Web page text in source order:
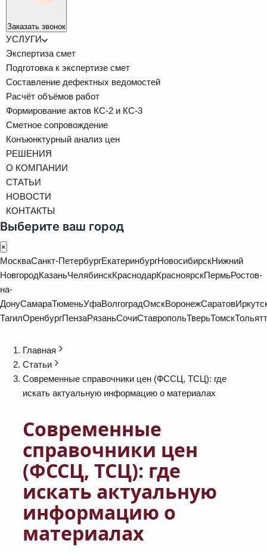
Заказать звонок
УСЛУГИ
Экспертиза смет
Подготовка к экспертизе смет
Составление дефектных ведомостей
Расчёт объёмов работ
Формирование актов КС-2 и КС-3
Сметное сопровождение
Конъюнктурный анализ цен
РЕШЕНИЯ
О КОМПАНИИ
СТАТЬИ
НОВОСТИ
КОНТАКТЫ
Выберите ваш город
×
МоскваСанкт-ПетербургЕкатеринбургНовосибирскНижний
НовгородКазаньЧелябинскКраснодарКрасноярскПермьРостов-
на-
ДонуСамараТюменьУфаВолгоградОмскВоронежСаратов
ТагилОренбургПензаРязаньСочиСтавропольТверьТомск
Главная
Статьи
Современные справочники цен (ФССЦ, ТСЦ): где
искать актуальную информацию о материалах
Современные
справочники цен
(ФССЦ, ТСЦ): где
искать актуальную
информацию о
материалах